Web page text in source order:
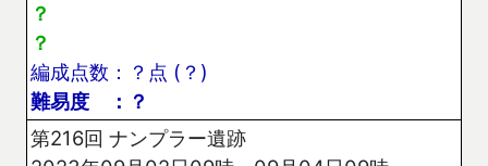
？
？
編成点数：？点 (？)
難易度 ：？
第216回 ナンプラー遺跡